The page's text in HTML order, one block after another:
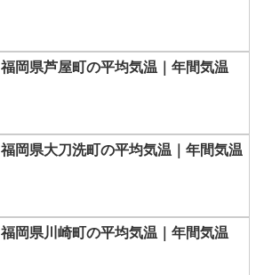
福岡県芦屋町の平均気温｜年間気温
福岡県大刀洗町の平均気温｜年間気温
福岡県川崎町の平均気温｜年間気温